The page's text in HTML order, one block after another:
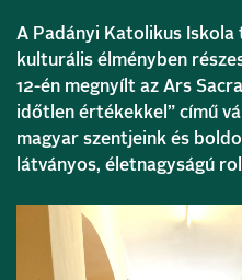
A Padányi Katolikus Iskola
kulturális élményben
12-én megnyílt az Ars
időtlen értékekkel” című
magyar szentjeink és
látványos, életnagyságú